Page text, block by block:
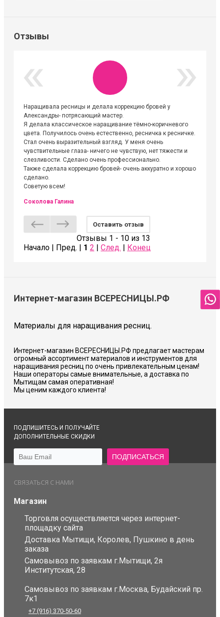
Отзывы
Наращивала ресницы и делала коррекцию бровей у
Александры- потрясающий мастер.
Я делала классическое наращивание тёмно-коричневого
цвета. Получилось очень естественно, ресничка к ресничке.
Стал очень выразительный взгляд. У меня очень
чувствительные глаза- ничего не чувствую, нет тяжести и
слезливости. Сделано очень профессионально.
Также сделала коррекцию бровей- очень аккуратно и хорошо
сделано.
Советую всем!
Соколова Галина
Оставить отзыв
Отзывы 1 - 10 из 13
Начало | Пред. | 1 2 | След. | Конец
Интернет-магазин ВСЕРЕСНИЦЫ.РФ
Материалы для наращивания ресниц.
Интернет-магазин ВСЕРЕСНИЦЫ.РФ предлагает мастерам
огромный ассортимент материалов и инструментов для
наращивания ресниц по очень привлекательным ценам!
Наши операторы самые внимательные, а доставка по
Мытищам самая оперативная!
Мы ценим каждого клиента!
ПОДПИШИТЕСЬ И ПОЛУЧАЙТЕ
ДОПОЛНИТЕЛЬНЫЕ СКИДКИ
СВЯЗАТЬСЯ С НАМИ
Магазин
Торговля осуществляется через интернет-
площадку сайта
Доставка Мытищи, Королев, Пушкино в день
заказа
Самовывоз по заявкам г.Мытищи, 2я
Институтская, 28
Самовывоз по заявкам г.Москва, Будайский пр.
7к1
+7 (916) 370-50-60